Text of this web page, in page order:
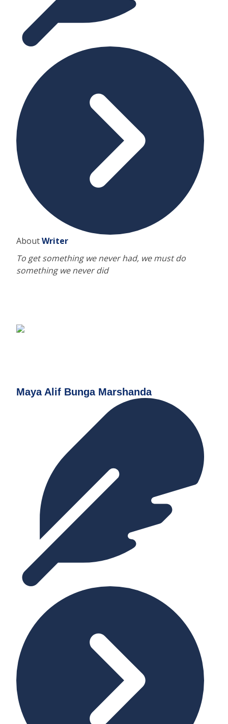
AboutWriter
To get something we never had, we must do
something we never did
Maya Alif Bunga Marshanda